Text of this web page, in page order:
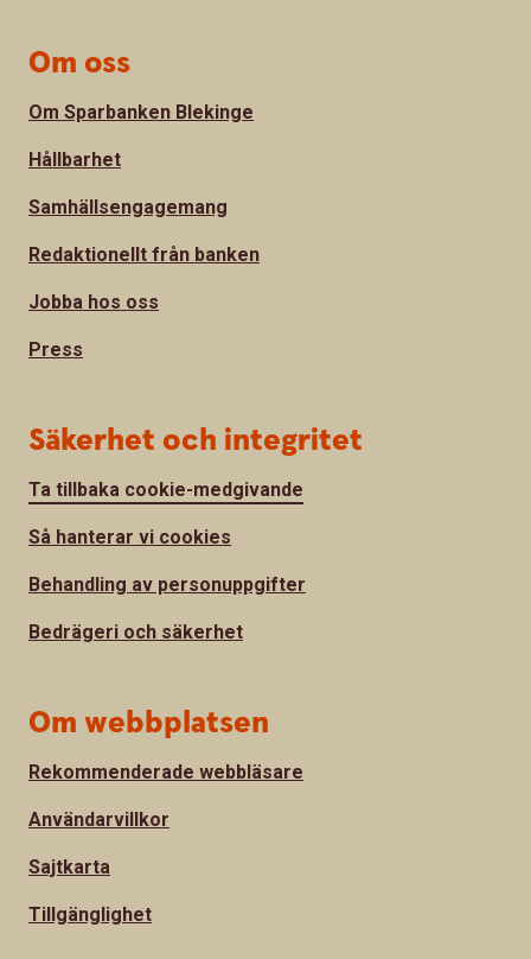
Om oss
Om Sparbanken Blekinge
Hållbarhet
Samhällsengagemang
Redaktionellt från banken
Jobba hos oss
Press
Säkerhet och integritet
Ta tillbaka cookie-medgivande
Så hanterar vi cookies
Behandling av personuppgifter
Bedrägeri och säkerhet
Om webbplatsen
Rekommenderade webbläsare
Användarvillkor
Sajtkarta
Tillgänglighet